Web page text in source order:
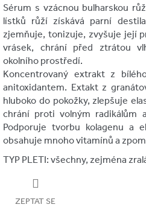
Sérum s vzácnou bulharskou
lístků růží získává parní
zjemňuje, tonizuje, zvyšuje její
vrásek, chrání před ztrátou
okolního prostředí.
Koncentrovaný extrakt z
anitoxidantem. Extakt z
hluboko do pokožky, zlepšuje
chrání proti volným radikálům
Podporuje tvorbu kolagenu a
obsahuje mnoho vitamínů a
TYP PLETI: všechny, zejména
ZEPTAT SE